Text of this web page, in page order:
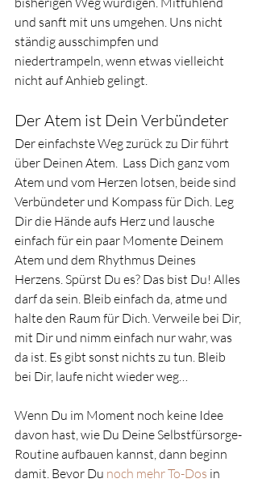
und sanft mit uns umgehen. Uns nicht
ständig ausschimpfen und
niedertrampeln, wenn etwas vielleicht
nicht auf Anhieb gelingt.
Der Atem ist Dein Verbündeter
Der einfachste Weg zurück zu Dir führt
über Deinen Atem.  Lass Dich ganz vom
Atem und vom Herzen lotsen, beide sind
Verbündeter und Kompass für Dich. Leg
Dir die Hände aufs Herz und lausche
einfach für ein paar Momente Deinem
Atem und dem Rhythmus Deines
Herzens. Spürst Du es? Das bist Du! Alles
darf da sein. Bleib einfach da, atme und
halte den Raum für Dich. Verweile bei Dir,
mit Dir und nimm einfach nur wahr, was
da ist. Es gibt sonst nichts zu tun. Bleib
bei Dir, laufe nicht wieder weg…
Wenn Du im Moment noch keine Idee
davon hast, wie Du Deine Selbstfürsorge-
Routine aufbauen kannst, dann beginn
damit. Bevor Du noch mehr To-Dos in